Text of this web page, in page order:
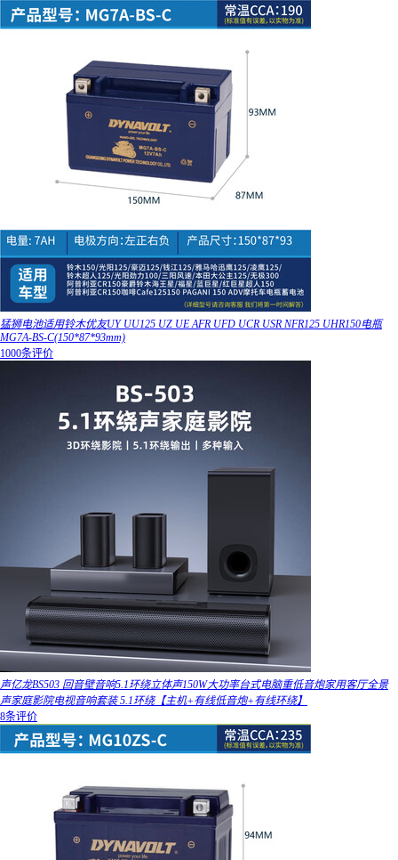
猛狮电池适用铃木优友UY UU125 UZ UE AFR UFD UCR USR NFR125 UHR150电瓶
MG7A-BS-C(150*87*93mm)
1000条评价
声亿龙BS503 回音壁音响5.1环绕立体声150W大功率台式电脑重低音炮家用客厅全景
声家庭影院电视音响套装 5.1环绕【主机+有线低音炮+有线环绕】
8条评价